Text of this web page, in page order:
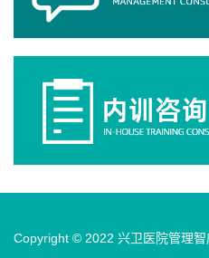
Copyright © 2022 兴卫医院管理